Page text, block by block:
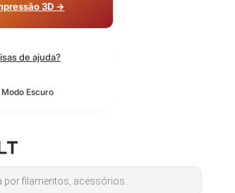
3D →
de ajuda?
Escuro